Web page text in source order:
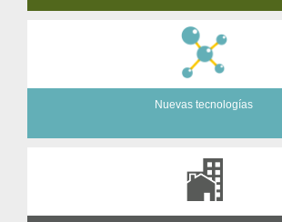
Nuevas tecnologías